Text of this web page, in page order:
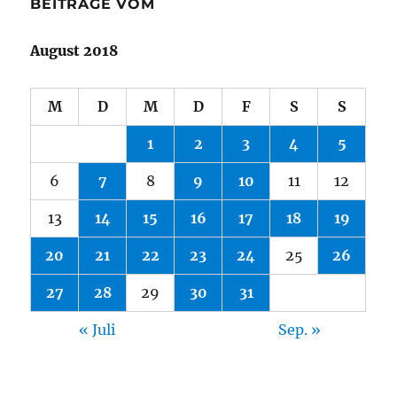
BEITRÄGE VOM
August 2018
M D M D F S S
1 2 3 4 5
6 7 8 9 10 11 12
13 14 15 16 17 18 19
20 21 22 23 24 25 26
27 28 29 30 31
« Juli Sep. »